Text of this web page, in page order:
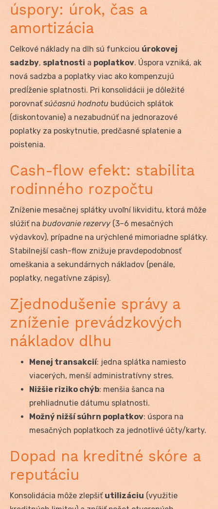
úspory: úrok, čas a
amortizácia
Celkové náklady na dlh sú funkciou úrokovej
sadzby, splatnosti a poplatkov. Úspora vzniká, ak
nová sadzba a poplatky viac ako kompenzujú
predĺženie splatnosti. Pri konsolidácii je dôležité
porovnaťsúčasnú hodnotu budúcich splátok
(diskontovanie) a nezabudnúť na jednorazové
poplatky za poskytnutie, predčasné splatenie a
poistenia.
Cash-flow efekt: stabilita
rodinného rozpočtu
Zníženie mesačnej splátky uvoľní likviditu, ktorá môže
slúžiť na budovanie rezervy (3–6 mesačných
výdavkov), prípadne na urýchlené mimoriadne splátky.
Stabilnejší cash-flow znižuje pravdepodobnosť
omeškania a sekundárnych nákladov (penále,
poplatky, negatívne zápisy).
Zjednodušenie správy a
zníženie prevádzkových
nákladov dlhu
Menej transakcií: jedna splátka namiesto
viacerých, menší administratívny stres.
Nižšie riziko chýb: menšia šanca na
prehliadnutie dátumu splatnosti.
Možný nižší súhrn poplatkov: úspora na
mesačných poplatkoch za jednotlivé účty/karty.
Dopad na kreditné skóre a
reputáciu
Konsolidácia môže zlepšiť utilizáciu (využitie